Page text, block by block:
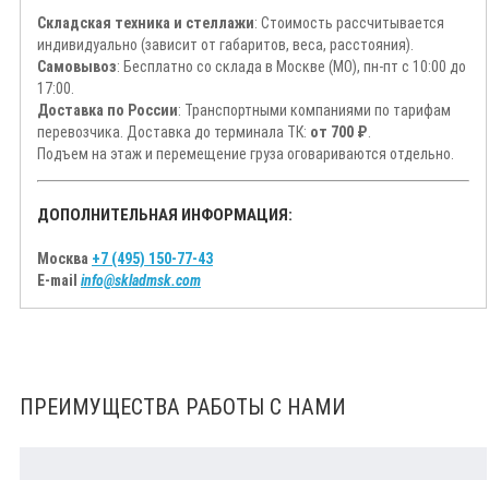
Складская техника и стеллажи: Стоимость рассчитывается
индивидуально (зависит от габаритов, веса, расстояния).
Самовывоз: Бесплатно со склада в Москве (МО), пн-пт с 10:00 до
17:00.
Доставка по России: Транспортными компаниями по тарифам
перевозчика. Доставка до терминала ТК: от 700 ₽
Подъем на этаж и перемещение груза оговариваются отдельно.
ДОПОЛНИТЕЛЬНАЯ ИНФОРМАЦИЯ:
Москва +7 (495) 150-77-43
E-mail info@skladmsk.com
ПРЕИМУЩЕСТВА РАБОТЫ С НАМИ